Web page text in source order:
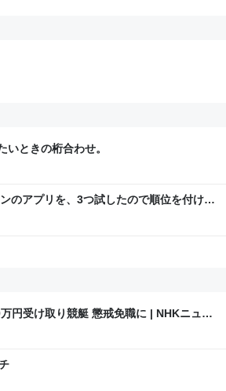
ときの桁合わせ。
のアプリを、3つ試したので順位を付け
円受け取り競艇 懲戒免職に | NHKニュー